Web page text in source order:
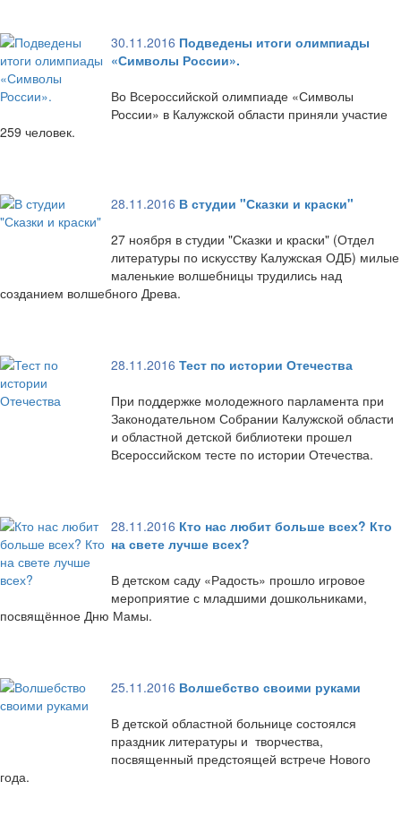
30.11.2016 Подведены итоги олимпиады
«Символы России».
Во Всероссийской олимпиаде «Символы
России» в Калужской области приняли участие
259 человек.
28.11.2016 В студии "Сказки и краски"
27 ноября в студии "Сказки и краски" (Отдел
литературы по искусству Калужская ОДБ) милые
маленькие волшебницы трудились над
созданием волшебного Древа.
28.11.2016 Тест по истории Отечества
При поддержке молодежного парламента при
Законодательном Собрании Калужской области
и областной детской библиотеки прошел
Всероссийском тесте по истории Отечества.
28.11.2016 Кто нас любит больше всех? Кто
на свете лучше всех?
В детском саду «Радость» прошло игровое
мероприятие с младшими дошкольниками,
посвящённое Дню Мамы.
25.11.2016 Волшебство своими руками
В детской областной больнице состоялся
праздник литературы и творчества,
посвященный предстоящей встрече Нового
года.